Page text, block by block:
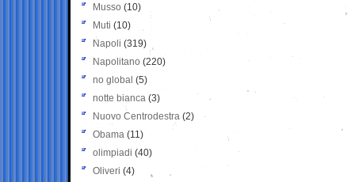
Musso (10)
Muti (10)
Napoli (319)
Napolitano (220)
no global (5)
notte bianca (3)
Nuovo Centrodestra (2)
Obama (11)
olimpiadi (40)
Oliveri (4)